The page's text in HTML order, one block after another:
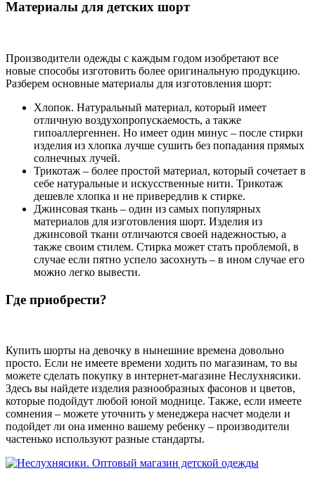
Материалы для детских шорт
Производители одежды с каждым годом изобретают все
новые способы изготовить более оригинальную продукцию.
Разберем основные материалы для изготовления шорт:
Хлопок. Натуральный материал, который имеет
отличную воздухопропускаемость, а также
гипоаллергеннен. Но имеет один минус – после стирки
изделия из хлопка лучше сушить без попадания прямых
солнечных лучей.
Трикотаж – более простой материал, который сочетает в
себе натуральные и искусственные нити. Трикотаж
дешевле хлопка и не привередлив к стирке.
Джинсовая ткань – один из самых популярных
материалов для изготовления шорт. Изделия из
джинсовой ткани отличаются своей надежностью, а
также своим стилем. Стирка может стать проблемой, в
случае если пятно успело засохнуть – в ином случае его
можно легко вывести.
Где приобрести?
Купить шорты на девочку в нынешние времена довольно
просто. Если не имеете времени ходить по магазинам, то вы
можете сделать покупку в интернет-магазине Неслухнясики.
Здесь вы найдете изделия разнообразных фасонов и цветов,
которые подойдут любой юной моднице. Также, если имеете
сомнения – можете уточнить у менеджера насчет модели и
подойдет ли она именно вашему ребенку – производители
частенько используют разные стандарты.